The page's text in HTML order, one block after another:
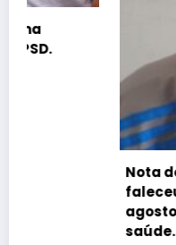
Nota de pesar: O
faleceu aos 66
agosto de 2026,